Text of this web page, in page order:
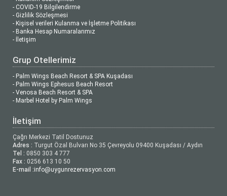
- COVID-19 Bilgilendirme
- Gizlilik Sözleşmesi
- Kişisel verileri Kulanma ve İşletme Politikası
- Banka Hesap Numaralarımız
- İletişim
Grup Otellerimiz
- Palm Wings Beach Resort & SPA Kuşadası
- Palm Wings Ephesus Beach Resort
- Venosa Beach Resort & SPA
- Marbel Hotel by Palm Wings
İletişim
Çağrı Merkezi Tatil Dostunuz
Adres : Turgut Özal Bulvarı No 35 Çevreyolu 09400 Kuşadası / Aydın
Tel : 0850 303 4 777
Fax : 0256 613 10 50
E-mail :info@uygunrezervasyon.com